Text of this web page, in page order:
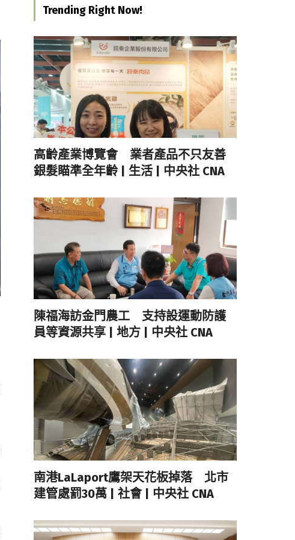
Trending Right Now!
高齡產業博覽會 業者產品不只友善
銀髮瞄準全年齡 | 生活 | 中央社 CNA
陳福海訪金門農工 支持設運動防護
員等資源共享 | 地方 | 中央社 CNA
南港LaLaport鷹架天花板掉落 北市
建管處罰30萬 | 社會 | 中央社 CNA